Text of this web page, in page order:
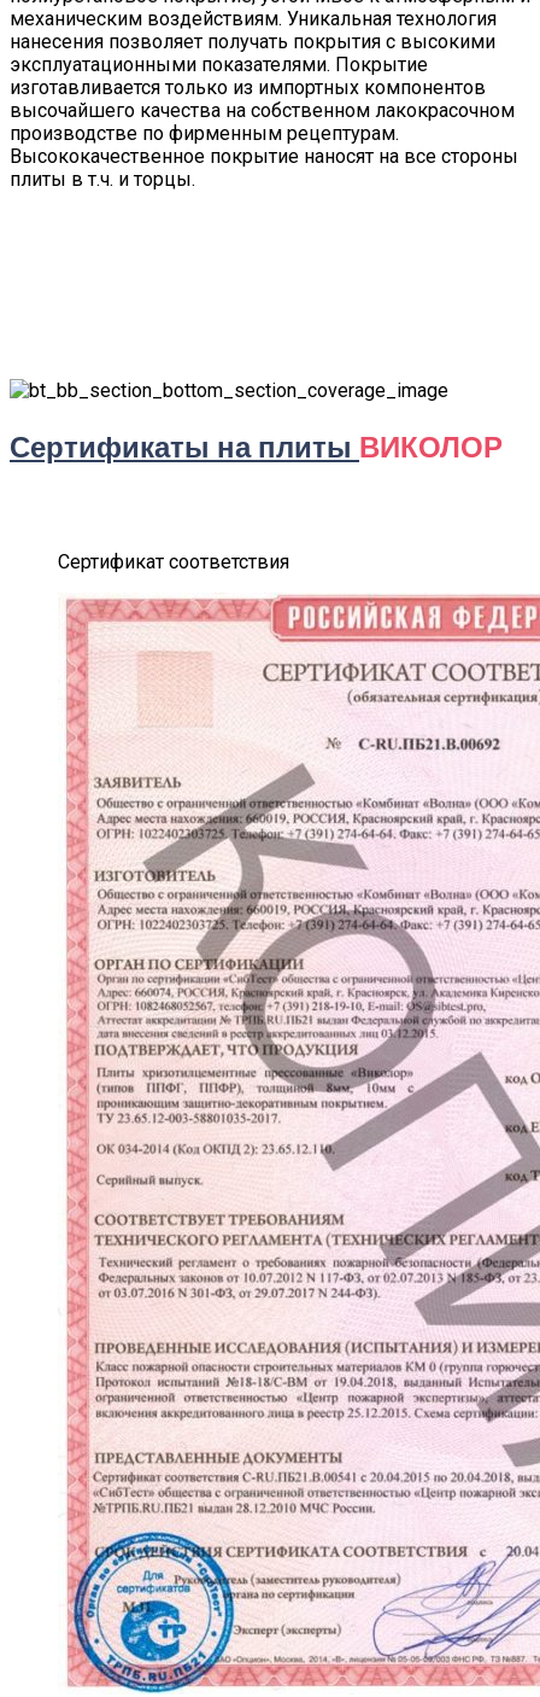
механическим воздействиям. Уникальная технология
нанесения позволяет получать покрытия с высокими
эксплуатационными показателями. Покрытие
изготавливается только из импортных компонентов
высочайшего качества на собственном лакокрасочном
производстве по фирменным рецептурам.
Высококачественное покрытие наносят на все стороны
плиты в т.ч. и торцы.
Сертификаты на плиты ВИКОЛОР
Сертификат соответствия